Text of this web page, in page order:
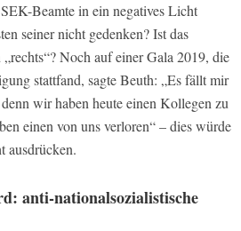
Beamte in ein negatives Licht
seiner nicht gedenken? Ist das
Noch auf einer Gala 2019, die
stattfand, sagte Beuth: „Es fällt mir
wir haben heute einen Kollegen zu
einen von uns verloren“ – dies würde
ausdrücken.
anti-nationalsozialistische